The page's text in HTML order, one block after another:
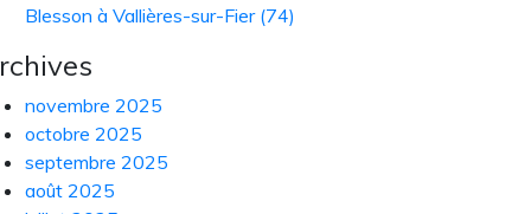
Blesson à Vallières-sur-Fier (74)
novembre 2025
octobre 2025
septembre 2025
août 2025